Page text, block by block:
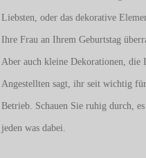
Liebsten, oder das dekorative
Ihre Frau an Ihrem Geburtstag
Aber auch kleine Dekorationen, die
Angestellten sagt, ihr seit wichtig
Betrieb. Schauen Sie ruhig durch,
jeden was dabei.